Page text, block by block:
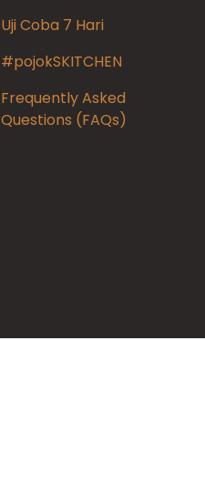
Uji Coba 7 Hari
#pojokSKITCHEN
Frequently Asked
Questions (FAQs)